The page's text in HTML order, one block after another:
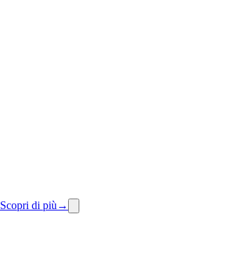
Scopri di più →